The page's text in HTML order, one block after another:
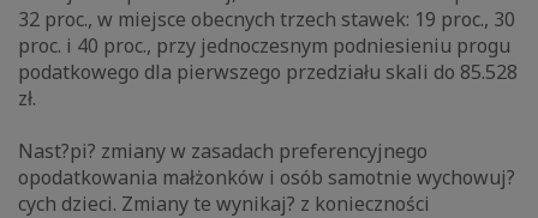
32 proc., w miejsce obecnych trzech stawek: 19 proc., 30
proc. i 40 proc., przy jednoczesnym podniesieniu progu
podatkowego dla pierwszego przedziału skali do 85.528
zł.
Nast?pi? zmiany w zasadach preferencyjnego
opodatkowania małżonków i osób samotnie wychowuj?
cych dzieci. Zmiany te wynikaj? z konieczności